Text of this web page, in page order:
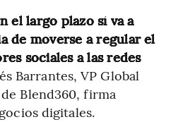
el largo plazo sí va a
de moverse a regular el
sociales a las redes
Barrantes, VP Global
Blend360, firma
digitales.